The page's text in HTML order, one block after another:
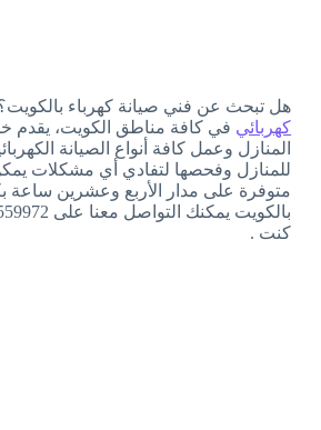
هل تبحث عن فني صيانة كهرباء
كهربائي في كافة مناطق الكويت، يقدم
المنازل وعمل كافة أنواع الصيانة
للمنازل وفحصها لتفادي أي مشكلات
متوفرة على مدار الأربع وعشرين ساعة
كنت .